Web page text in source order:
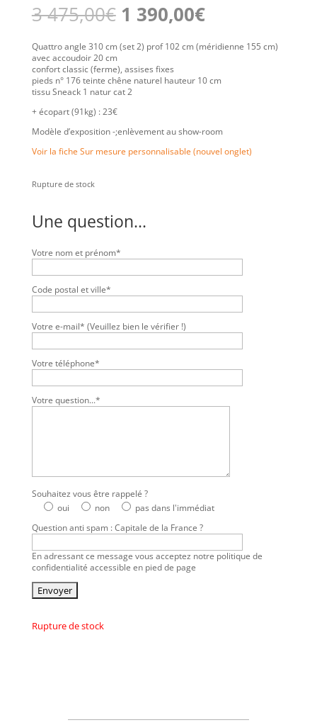
3 475,00€ Le
prix
initial
était :
3475,00€.
1 390,00€Le
prix
actuel
est :
390,00€.
Quattro angle 310 cm (set 2) prof 102 cm (méridienne 155 cm)
avec accoudoir 20 cm
confort classic (ferme), assises fixes
pieds n° 176 teinte chêne naturel hauteur 10 cm
tissu Sneack 1 natur cat 2
+ écopart (91kg) : 23€
Modèle d’exposition -;enlèvement au show-room
Voir la fiche Sur mesure personnalisable (nouvel onglet)
Rupture de stock
Une question...
Votre nom et prénom*
Code postal et ville*
Votre e-mail* (Veuillez bien le vérifier !)
Votre téléphone*
Votre question...*
Souhaitez vous être rappelé ?
oui
non
pas dans l'immédiat
Question anti spam : Capitale de la France ?
En adressant ce message vous acceptez notre politique de
confidentialité accessible en pied de page
Rupture de stock